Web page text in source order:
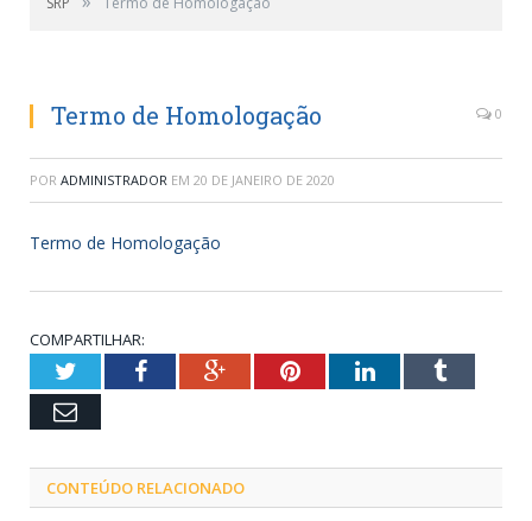
Termo de Homologação 0
POR ADMINISTRADOR EM 20 DE JANEIRO DE 2020
Termo de Homologação
COMPARTILHAR:
TwitterFacebookGoogle+PinterestLinkedInTumblr
Email
CONTEÚDO RELACIONADO